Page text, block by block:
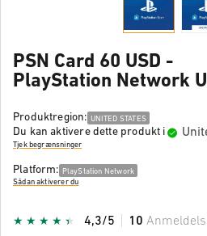
PSN Card 60 USD -
PlayStation Network
Produktregion: UNITED STATES
Du kan aktivere dette produkt i
Tjek begrænsninger
Platform: PlayStation Network
Sådan aktiverer du
4,3/5 10